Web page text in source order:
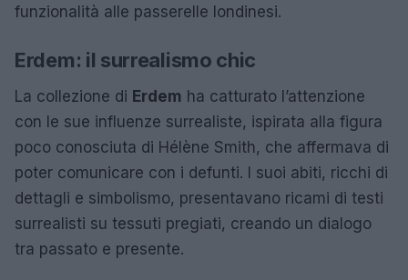
funzionalità alle passerelle londinesi.
Erdem: il surrealismo chic
La collezione di Erdem ha catturato l’attenzione
con le sue influenze surrealiste, ispirata alla figura
poco conosciuta di Hélène Smith, che affermava di
poter comunicare con i defunti. I suoi abiti, ricchi di
dettagli e simbolismo, presentavano ricami di testi
surrealisti su tessuti pregiati, creando un dialogo
tra passato e presente.